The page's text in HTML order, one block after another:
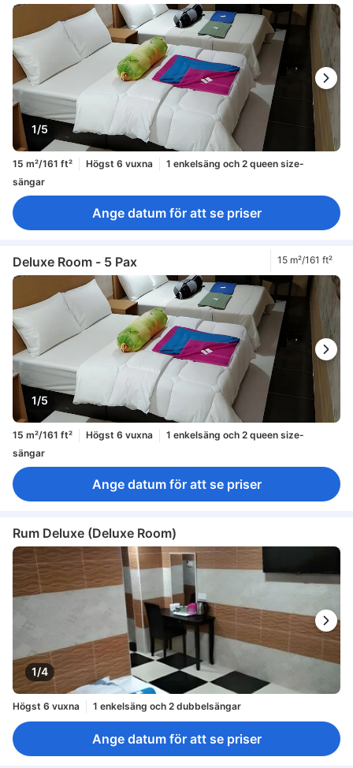
1/5
15 m²/161 ft² Högst 6 vuxna
1 enkelsäng och 2 queen size-
sängar
Ange datum för att se priser
Deluxe Room - 5 Pax 15 m²/161 ft²
1/5
15 m²/161 ft² Högst 6 vuxna
1 enkelsäng och 2 queen size-
sängar
Ange datum för att se priser
Rum Deluxe (Deluxe Room)
1/4
Högst 6 vuxna 1 enkelsäng och 2 dubbelsängar
Ange datum för att se priser